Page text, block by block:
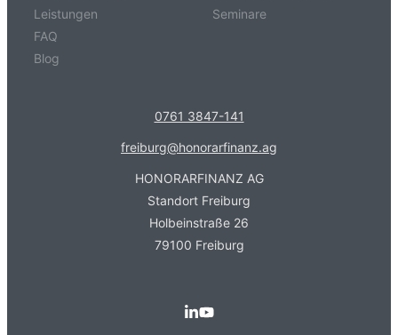
Leistungen
FAQ
Blog
Seminare
0761 3847-141
freiburg@honorarfinanz.ag
HONORARFINANZ AG
Standort Freiburg
Holbeinstraße 26
79100 Freiburg